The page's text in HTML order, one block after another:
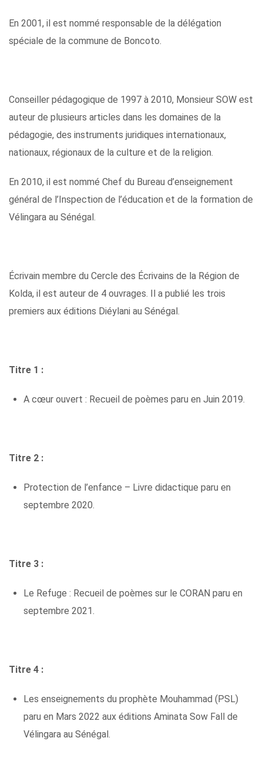
En 2001, il est nommé responsable de la délégation
spéciale de la commune de Boncoto.
Conseiller pédagogique de 1997 à 2010, Monsieur SOW est
auteur de plusieurs articles dans les domaines de la
pédagogie, des instruments juridiques internationaux,
nationaux, régionaux de la culture et de la religion.
En 2010, il est nommé Chef du Bureau d’enseignement
général de l’Inspection de l’éducation et de la formation de
Vélingara au Sénégal.
Écrivain membre du Cercle des Écrivains de la Région de
Kolda, il est auteur de 4 ouvrages.
Il a publié les trois
premiers aux éditions Diéylani au Sénégal.
Titre 1 :
A cœur ouvert : Recueil de poèmes paru en Juin 2019.
Titre 2 :
Protection de l’enfance – Livre didactique paru en
septembre 2020.
Titre 3 :
Le Refuge : Recueil de poèmes sur le CORAN paru en
septembre 2021.
Titre 4 :
Les enseignements du prophète Mouhammad (PSL)
paru en Mars 2022 aux éditions Aminata Sow Fall de
Vélingara au Sénégal.